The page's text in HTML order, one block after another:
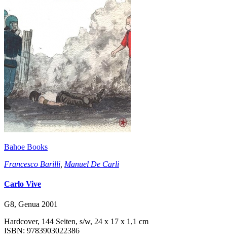
Bahoe Books
Francesco Barilli Manuel De Carli
Carlo Vive
G8, Genua 2001
Hardcover, 144 Seiten, s/w, 24 x 17 x 1,1 cm
ISBN: 9783903022386